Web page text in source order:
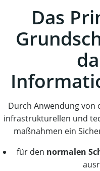
Das
Durch Anwen­dung von
infra­struk­tu­rel­len und
maß­nah­men ein
für den nor­ma­len